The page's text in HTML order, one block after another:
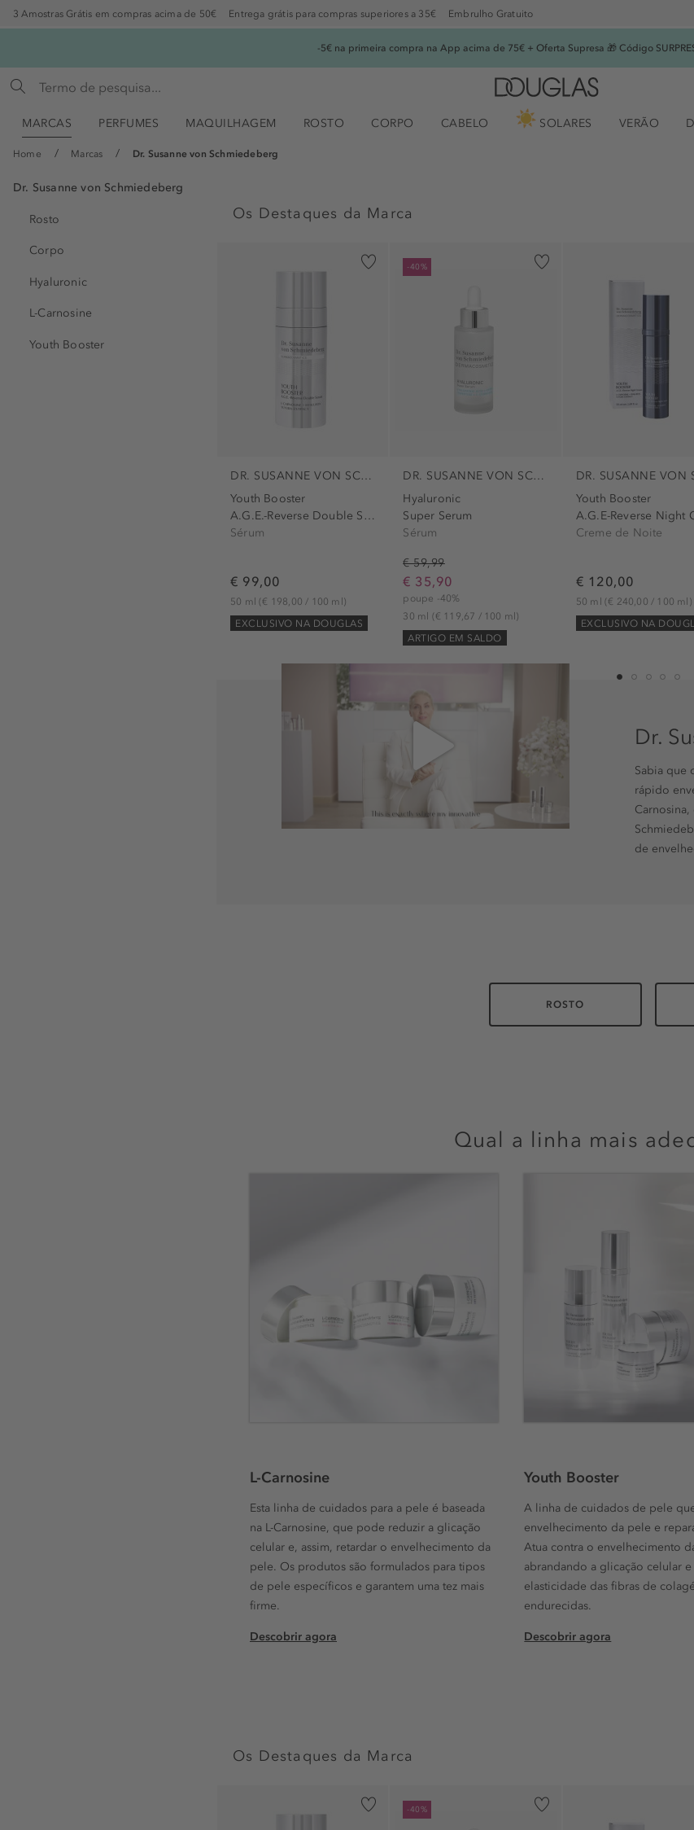
3 Amostras Grátis em compras acima de 50€ Entrega grátis para compras superiores a 35€ Embrulho Gratuito
-5€ na primeira compra na App acima de 75€ + Oferta Supresa 🎁 Código
MARCAS PERFUMES MAQUILHAGEM ROSTO CORPO CABELO SOLARES VERÃO
Home Marcas Dr. Susanne von Schmiedeberg
Dr. Susanne von Schmiedeberg
Rosto
Corpo
Hyaluronic
L-Carnosine
Youth Booster
Os Destaques da Marca
DR. SUSANNE VON SCHMIEDEBERG
Youth Booster
A.G.E.-Reverse Double Serum
Sérum
€ 99,00
50 ml(€ 198,00 / 100 ml)
EXCLUSIVO NA DOUGLAS
-40%
DR. SUSANNE VON SCHMIEDEBERG
Hyaluronic
Super Serum
Sérum
€ 59,99
€ 35,90
poupe -40%
30 ml (€ 119,67 / 100 ml)
ARTIGO EM SALDO
Youth Booster
Creme de Noite
€ 120,00
50 ml (€ 240,00 / 100 ml)
EXCLUSIVO NA
1 2 3
Dr.
Sabia que
rápido
de
ROSTO
Qual a linha mais
L-Carnosine
Esta linha de cuidados para a pele é baseada
na L-Carnosine, que pode reduzir a glicação
celular e, assim, retardar o envelhecimento da
pele. Os produtos são formulados para tipos
de pele específicos e garantem uma tez mais
firme.
Descobrir agora
Youth Booster
A linha de cuidados de pele
envelhecimento da pele e
Atua contra o envelhecimento
abrandando a glicação celular
elasticidade das fibras de
endurecidas.
Descobrir agora
Os Destaques da Marca
-40%